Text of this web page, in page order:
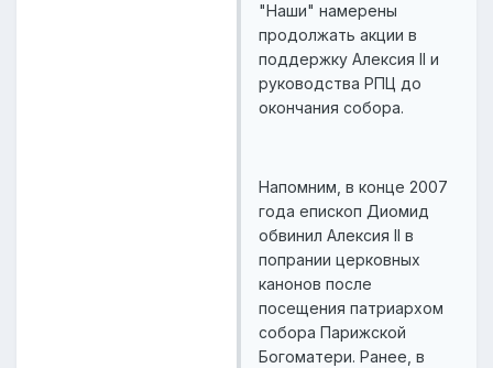
"Наши" намерены
продолжать акции в
поддержку Алексия II и
руководства РПЦ до
окончания собора.
Напомним, в конце 2007
года епископ Диомид
обвинил Алексия II в
попрании церковных
канонов после
посещения патриархом
собора Парижской
Богоматери. Ранее, в